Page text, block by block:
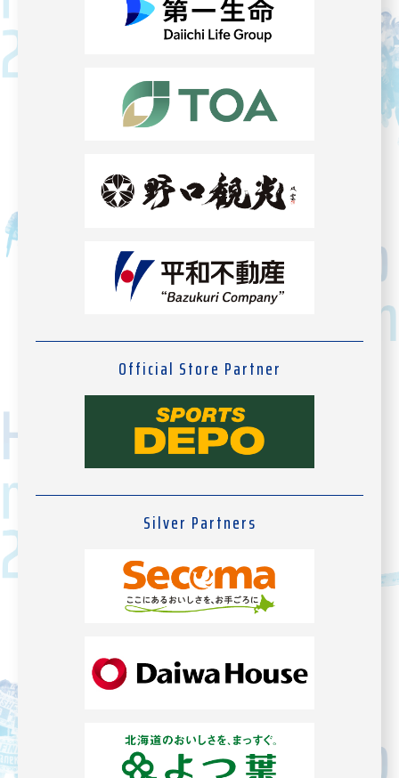
Official Store Partner
Silver Partners